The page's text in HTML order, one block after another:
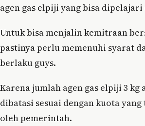
agen gas elpiji yang bisa
Untuk bisa menjalin kemitraan
pastinya perlu memenuhi syarat
berlaku guys.
Karena jumlah agen gas elpiji 3 kg
dibatasi sesuai dengan kuota
oleh pemerintah.